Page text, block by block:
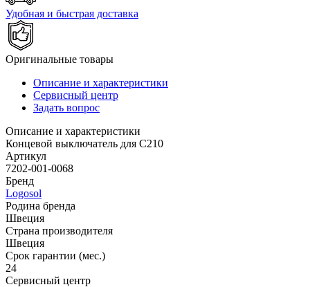
Удобная и быстрая доставка
Оригинальные товары
Описание и характеристики
Сервисный центр
Задать вопрос
Описание и характеристики
Концевой выключатель для C210
Артикул
7202-001-0068
Бренд
Logosol
Родина бренда
Швеция
Страна производителя
Швеция
Срок гарантии (мес.)
24
Сервисный центр